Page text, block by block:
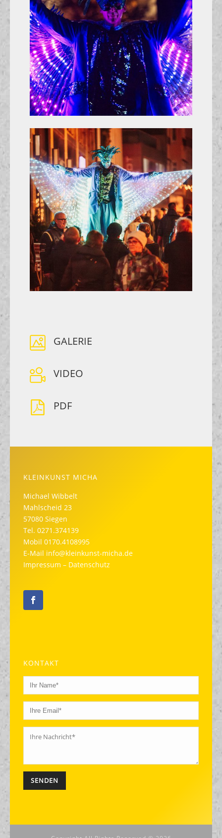
GALERIE
VIDEO
PDF
KLEINKUNST MICHA
Michael Wibbelt
Mahlscheid 23
57080 Siegen
Tel.0271.374139
Mobil0170.4108995
E-Mail info@kleinkunst-micha.de
Impressum – Datenschutz
KONTAKT